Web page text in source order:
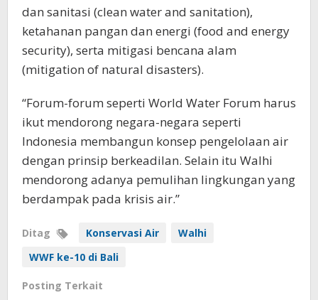
dan sanitasi (clean water and sanitation),
ketahanan pangan dan energi (food and energy
security), serta mitigasi bencana alam
(mitigation of natural disasters).
“Forum-forum seperti World Water Forum harus
ikut mendorong negara-negara seperti
Indonesia membangun konsep pengelolaan air
dengan prinsip berkeadilan. Selain itu Walhi
mendorong adanya pemulihan lingkungan yang
berdampak pada krisis air.”
Ditag Konservasi Air
Walhi
WWF ke-10 di Bali
Posting Terkait